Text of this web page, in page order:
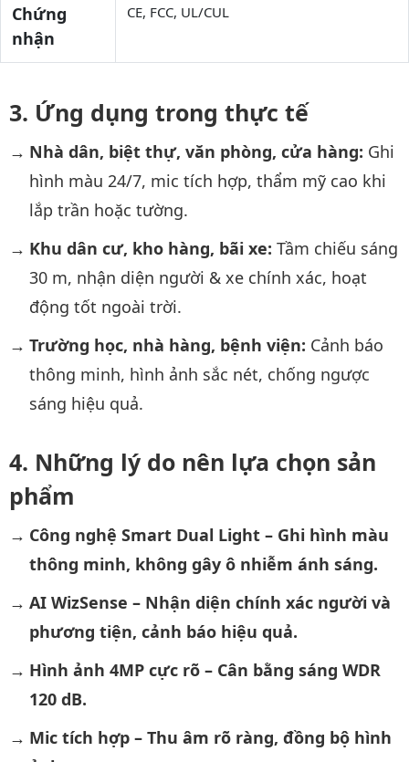
Chứng
nhận
CE, FCC, UL/CUL
Ứng dụng trong thực tế
Nhà dân, biệt thự, văn phòng, cửa hàng: Ghi
hình màu 24/7, mic tích hợp, thẩm mỹ cao khi
lắp trần hoặc tường.
Khu dân cư, kho hàng, bãi xe: Tầm chiếu sáng
30 m, nhận diện người & xe chính xác, hoạt
động tốt ngoài trời.
Trường học, nhà hàng, bệnh viện: Cảnh báo
thông minh, hình ảnh sắc nét, chống ngược
sáng hiệu quả.
Những lý do nên lựa chọn sản
phẩm
Công nghệ Smart Dual Light – Ghi hình màu
thông minh, không gây ô nhiễm ánh sáng.
AI WizSense – Nhận diện chính xác người và
phương tiện, cảnh báo hiệu quả.
Hình ảnh 4MP cực rõ – Cân bằng sáng WDR
120 dB.
Mic tích hợp – Thu âm rõ ràng, đồng bộ hình